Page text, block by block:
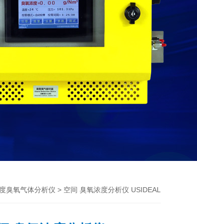
臭氧气体分析仪 > 空间 臭氧浓度分析仪 USIDEAL